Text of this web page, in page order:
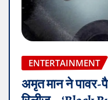
ENTERTAINMENT
अमृत मान ने पावर-